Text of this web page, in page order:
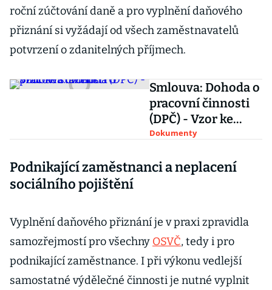
roční zúčtování daně a pro vyplnění daňového
přiznání si vyžádají od všech zaměstnavatelů
potvrzení o zdanitelných příjmech.
Smlouva: Dohoda o
pracovní činnosti
(DPČ) - Vzor ke
stažení
Dokumenty
Podnikající zaměstnanci a neplacení
sociálního pojištění
Vyplnění daňového přiznání je v praxi zpravidla
samozřejmostí pro všechny OSVČ, tedy i pro
podnikající zaměstnance. I při výkonu vedlejší
samostatné výdělečné činnosti je nutné vyplnit